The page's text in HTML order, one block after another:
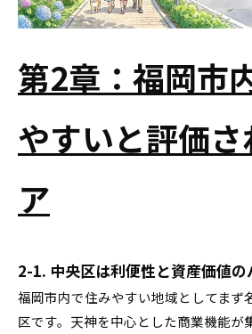
第2章：福岡市
やすいと評価さ
ア
2-1. 中央区は利便性と資産価値
福岡市内で住みやすい地域としてまず
区です。天神を中心とした商業機能が